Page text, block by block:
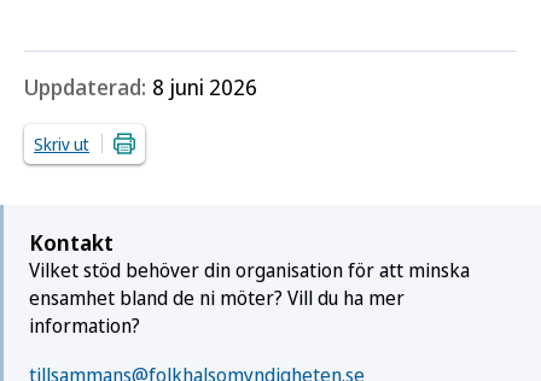
Uppdaterad: 8 juni 2026
Skriv ut
Kontakt
Vilket stöd behöver din organisation för att minska
ensamhet bland de ni möter? Vill du ha mer
information?
tillsammans@folkhalsomyndigheten.se